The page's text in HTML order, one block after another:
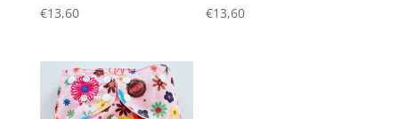
€13,60
€13,60